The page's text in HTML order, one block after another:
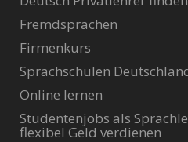
Fremdsprachen
Firmenkurs
Sprachschulen
Online lernen
Studentenjobs als
flexibel Geld verdienen